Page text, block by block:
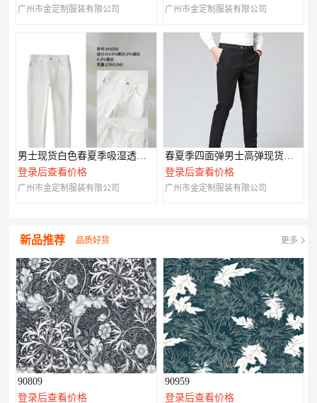
广州市金定制服装有限公司 广州市金定制服装有限公司
男士现货白色春夏季吸湿透气现货006
登录后查看价格
广州市金定制服装有限公司
春夏季四面弹男士高弹现货休闲裤002
登录后查看价格
广州市金定制服装有限公司
新品推荐 品质好货 更多
90809
登录后查看价格
90959
登录后查看价格